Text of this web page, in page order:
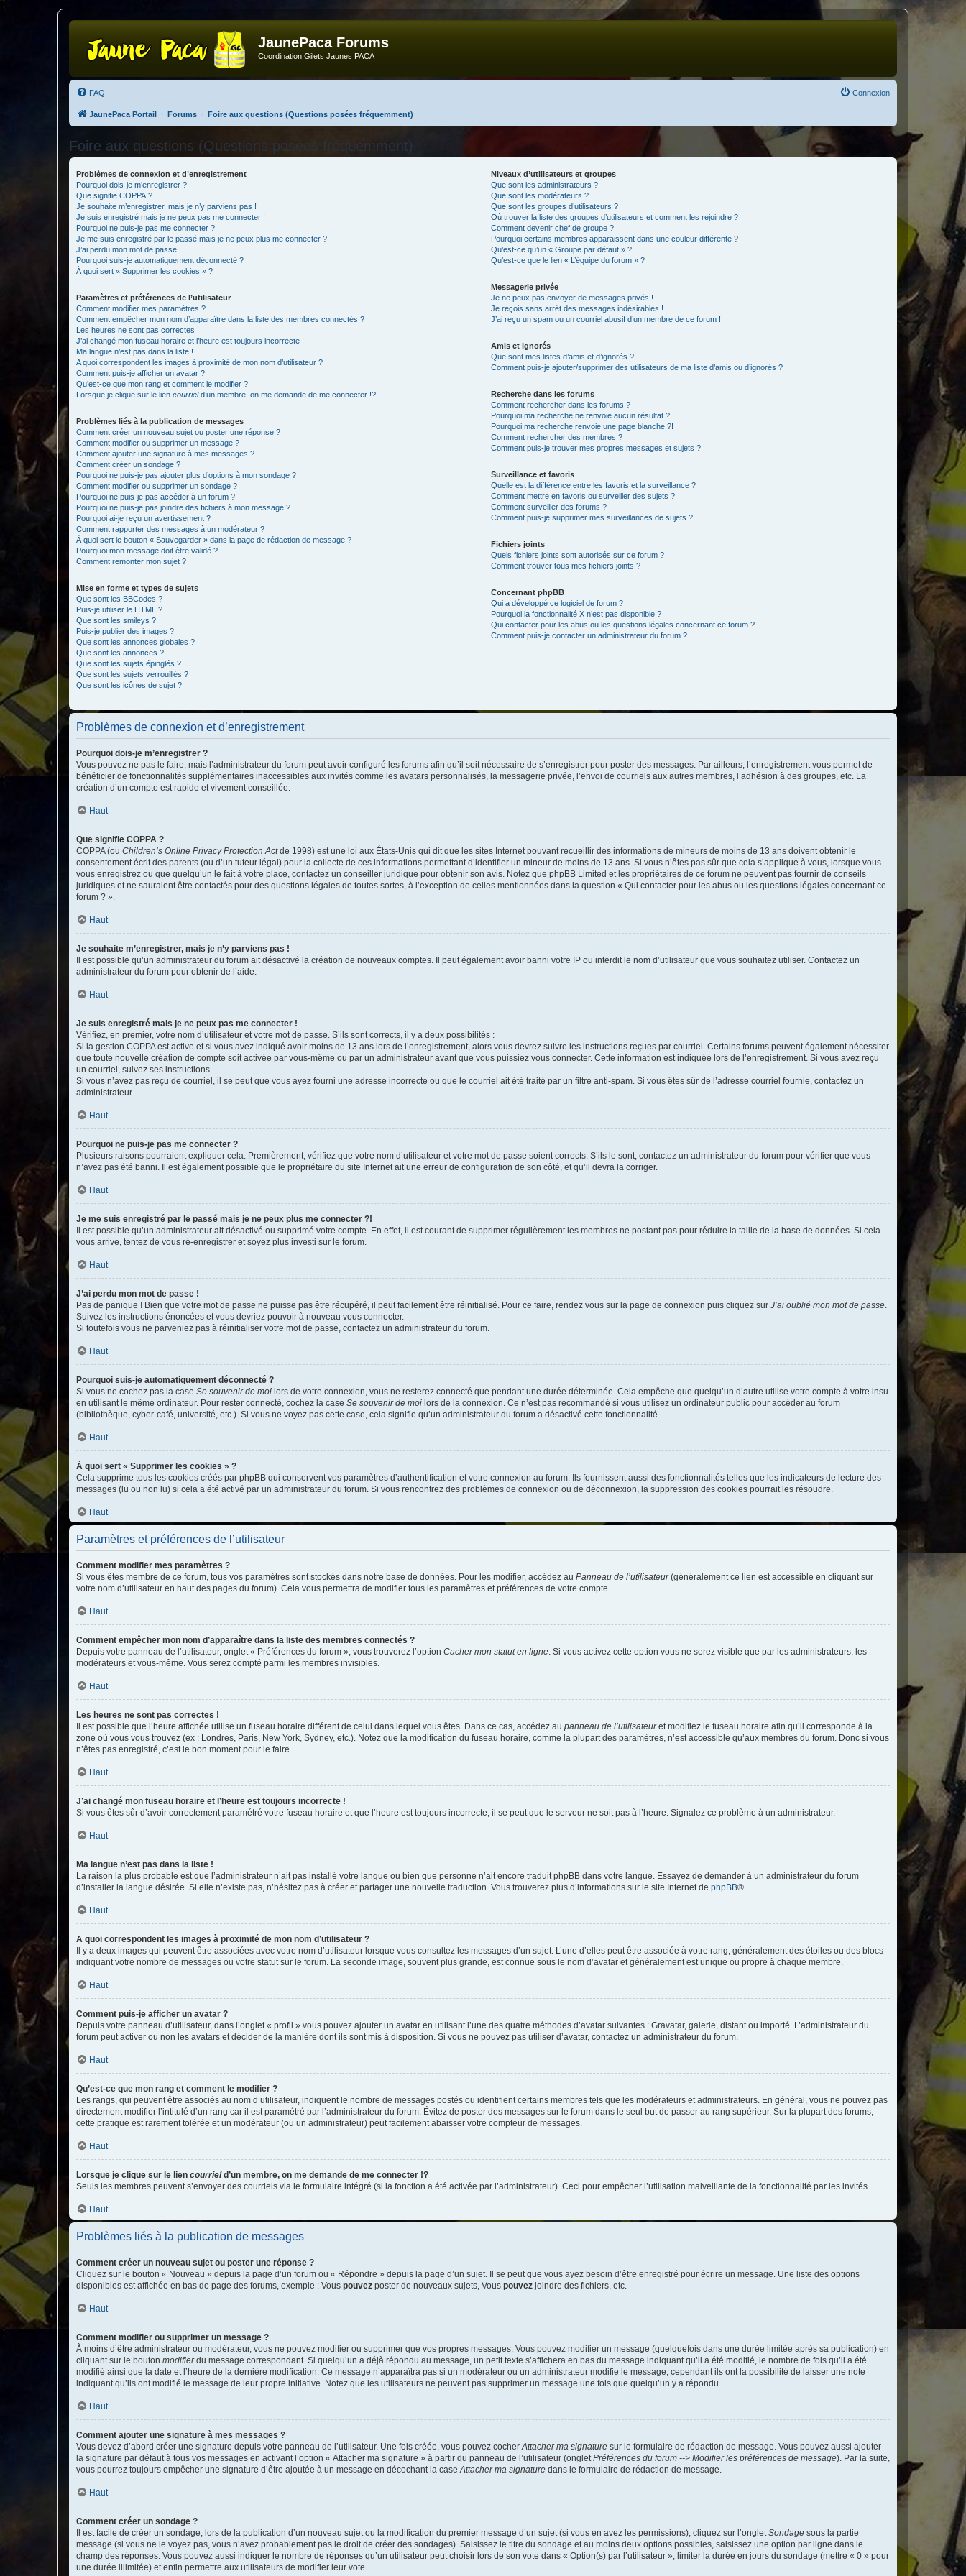
JaunePaca Forums
Coordination Gilets Jaunes PACA
FAQ Connexion
JaunePaca Portail Forums Foire aux questions (Questions posées fréquemment)
Foire aux questions (Questions posées fréquemment)
Problèmes de connexion et d’enregistrement
Pourquoi dois-je m’enregistrer ?
Que signifie COPPA ?
Je souhaite m’enregistrer, mais je n’y parviens pas !
Je suis enregistré mais je ne peux pas me connecter !
Pourquoi ne puis-je pas me connecter ?
Je me suis enregistré par le passé mais je ne peux plus me connecter ?!
J’ai perdu mon mot de passe !
Pourquoi suis-je automatiquement déconnecté ?
À quoi sert « Supprimer les cookies » ?
Paramètres et préférences de l’utilisateur
Comment modifier mes paramètres ?
Comment empêcher mon nom d’apparaître dans la liste des membres connectés ?
Les heures ne sont pas correctes !
J’ai changé mon fuseau horaire et l’heure est toujours incorrecte !
Ma langue n’est pas dans la liste !
A quoi correspondent les images à proximité de mon nom d’utilisateur ?
Comment puis-je afficher un avatar ?
Qu’est-ce que mon rang et comment le modifier ?
Lorsque je clique sur le lien courrield’un membre, on me demande de me connecter !?
Problèmes liés à la publication de messages
Comment créer un nouveau sujet ou poster une réponse ?
Comment modifier ou supprimer un message ?
Comment ajouter une signature à mes messages ?
Comment créer un sondage ?
Pourquoi ne puis-je pas ajouter plus d’options à mon sondage ?
Comment modifier ou supprimer un sondage ?
Pourquoi ne puis-je pas accéder à un forum ?
Pourquoi ne puis-je pas joindre des fichiers à mon message ?
Pourquoi ai-je reçu un avertissement ?
Comment rapporter des messages à un modérateur ?
À quoi sert le bouton « Sauvegarder » dans la page de rédaction de message ?
Pourquoi mon message doit être validé ?
Comment remonter mon sujet ?
Mise en forme et types de sujets
Que sont les BBCodes ?
Puis-je utiliser le HTML ?
Que sont les smileys ?
Puis-je publier des images ?
Que sont les annonces globales ?
Que sont les annonces ?
Que sont les sujets épinglés ?
Que sont les sujets verrouillés ?
Que sont les icônes de sujet ?
Niveaux d’utilisateurs et groupes
Que sont les administrateurs ?
Que sont les modérateurs ?
Que sont les groupes d’utilisateurs ?
Où trouver la liste des groupes d’utilisateurs et comment les rejoindre ?
Comment devenir chef de groupe ?
Pourquoi certains membres apparaissent dans une couleur différente ?
Qu’est-ce qu’un « Groupe par défaut » ?
Qu’est-ce que le lien « L’équipe du forum » ?
Messagerie privée
Je ne peux pas envoyer de messages privés !
Je reçois sans arrêt des messages indésirables !
J’ai reçu un spam ou un courriel abusif d’un membre de ce forum !
Amis et ignorés
Que sont mes listes d’amis et d’ignorés ?
Comment puis-je ajouter/supprimer des utilisateurs de ma liste d’amis ou d’ignorés ?
Recherche dans les forums
Comment rechercher dans les forums ?
Pourquoi ma recherche ne renvoie aucun résultat ?
Pourquoi ma recherche renvoie une page blanche ?!
Comment rechercher des membres ?
Comment puis-je trouver mes propres messages et sujets ?
Surveillance et favoris
Quelle est la différence entre les favoris et la surveillance ?
Comment mettre en favoris ou surveiller des sujets ?
Comment surveiller des forums ?
Comment puis-je supprimer mes surveillances de sujets ?
Fichiers joints
Quels fichiers joints sont autorisés sur ce forum ?
Comment trouver tous mes fichiers joints ?
Concernant phpBB
Qui a développé ce logiciel de forum ?
Pourquoi la fonctionnalité X n’est pas disponible ?
Qui contacter pour les abus ou les questions légales concernant ce forum ?
Comment puis-je contacter un administrateur du forum ?
Problèmes de connexion et d’enregistrement
Pourquoi dois-je m’enregistrer ?
Vous pouvez ne pas le faire, mais l’administrateur du forum peut avoir configuré les forums afin qu’il soit nécessaire de s’enregistrer pour poster des messages. Par ailleurs, l’enregistrement vous permet de
bénéficier de fonctionnalités supplémentaires inaccessibles aux invités comme les avatars personnalisés, la messagerie privée, l’envoi de courriels aux autres membres, l’adhésion à des groupes, etc. La
création d’un compte est rapide et vivement conseillée.
Haut
Que signifie COPPA ?
COPPA (ou Children’s Online Privacy Protection Actde 1998) est une loi aux États-Unis qui dit que les sites Internet pouvant recueillir des informations de mineurs de moins de 13 ans doivent obtenir le
consentement écrit des parents (ou d’un tuteur légal) pour la collecte de ces informations permettant d’identifier un mineur de moins de 13 ans. Si vous n’êtes pas sûr que cela s’applique à vous, lorsque vous
vous enregistrez ou que quelqu’un le fait à votre place, contactez un conseiller juridique pour obtenir son avis. Notez que phpBB Limited et les propriétaires de ce forum ne peuvent pas fournir de conseils
juridiques et ne sauraient être contactés pour des questions légales de toutes sortes, à l’exception de celles mentionnées dans la question « Qui contacter pour les abus ou les questions légales concernant ce
forum ? ».
Haut
Je souhaite m’enregistrer, mais je n’y parviens pas !
Il est possible qu’un administrateur du forum ait désactivé la création de nouveaux comptes. Il peut également avoir banni votre IP ou interdit le nom d’utilisateur que vous souhaitez utiliser. Contactez un
administrateur du forum pour obtenir de l’aide.
Haut
Je suis enregistré mais je ne peux pas me connecter !
Vérifiez, en premier, votre nom d’utilisateur et votre mot de passe. S’ils sont corrects, il y a deux possibilités :
Si la gestion COPPA est active et si vous avez indiqué avoir moins de 13 ans lors de l’enregistrement, alors vous devrez suivre les instructions reçues par courriel. Certains forums peuvent également nécessiter
que toute nouvelle création de compte soit activée par vous-même ou par un administrateur avant que vous puissiez vous connecter. Cette information est indiquée lors de l’enregistrement. Si vous avez reçu
un courriel, suivez ses instructions.
Si vous n’avez pas reçu de courriel, il se peut que vous ayez fourni une adresse incorrecte ou que le courriel ait été traité par un filtre anti-spam. Si vous êtes sûr de l’adresse courriel fournie, contactez un
administrateur.
Haut
Pourquoi ne puis-je pas me connecter ?
Plusieurs raisons pourraient expliquer cela. Premièrement, vérifiez que votre nom d’utilisateur et votre mot de passe soient corrects. S’ils le sont, contactez un administrateur du forum pour vérifier que vous
n’avez pas été banni. Il est également possible que le propriétaire du site Internet ait une erreur de configuration de son côté, et qu’il devra la corriger.
Haut
Je me suis enregistré par le passé mais je ne peux plus me connecter ?!
Il est possible qu’un administrateur ait désactivé ou supprimé votre compte. En effet, il est courant de supprimer régulièrement les membres ne postant pas pour réduire la taille de la base de données. Si cela
vous arrive, tentez de vous ré-enregistrer et soyez plus investi sur le forum.
Haut
J’ai perdu mon mot de passe !
Pas de panique ! Bien que votre mot de passe ne puisse pas être récupéré, il peut facilement être réinitialisé. Pour ce faire, rendez vous sur la page de connexion puis cliquez sur J’ai oublié mon mot de passe
Suivez les instructions énoncées et vous devriez pouvoir à nouveau vous connecter.
Si toutefois vous ne parveniez pas à réinitialiser votre mot de passe, contactez un administrateur du forum.
Haut
Pourquoi suis-je automatiquement déconnecté ?
Si vous ne cochez pas la case Se souvenir de moi lors de votre connexion, vous ne resterez connecté que pendant une durée déterminée. Cela empêche que quelqu’un d’autre utilise votre compte à votre insu
en utilisant le même ordinateur. Pour rester connecté, cochez la case Se souvenir de moi lors de la connexion. Ce n’est pas recommandé si vous utilisez un ordinateur public pour accéder au forum
(bibliothèque, cyber-café, université, etc.). Si vous ne voyez pas cette case, cela signifie qu’un administrateur du forum a désactivé cette fonctionnalité.
Haut
À quoi sert « Supprimer les cookies » ?
Cela supprime tous les cookies créés par phpBB qui conservent vos paramètres d’authentification et votre connexion au forum. Ils fournissent aussi des fonctionnalités telles que les indicateurs de lecture des
messages (lu ou non lu) si cela a été activé par un administrateur du forum. Si vous rencontrez des problèmes de connexion ou de déconnexion, la suppression des cookies pourrait les résoudre.
Haut
Paramètres et préférences de l’utilisateur
Comment modifier mes paramètres ?
Si vous êtes membre de ce forum, tous vos paramètres sont stockés dans notre base de données. Pour les modifier, accédez au Panneau de l’utilisateur(généralement ce lien est accessible en cliquant sur
votre nom d’utilisateur en haut des pages du forum). Cela vous permettra de modifier tous les paramètres et préférences de votre compte.
Haut
Comment empêcher mon nom d’apparaître dans la liste des membres connectés ?
Depuis votre panneau de l’utilisateur, onglet « Préférences du forum », vous trouverez l’option Cacher mon statut en ligne . Si vous activez cette option vous ne serez visible que par les administrateurs, les
modérateurs et vous-même. Vous serez compté parmi les membres invisibles.
Haut
Les heures ne sont pas correctes !
Il est possible que l’heure affichée utilise un fuseau horaire différent de celui dans lequel vous êtes. Dans ce cas, accédez au panneau de l’utilisateuret modifiez le fuseau horaire afin qu’il corresponde à la
zone où vous vous trouvez (ex : Londres, Paris, New York, Sydney, etc.). Notez que la modification du fuseau horaire, comme la plupart des paramètres, n’est accessible qu’aux membres du forum. Donc si vous
n’êtes pas enregistré, c’est le bon moment pour le faire.
Haut
J’ai changé mon fuseau horaire et l’heure est toujours incorrecte !
Si vous êtes sûr d’avoir correctement paramétré votre fuseau horaire et que l’heure est toujours incorrecte, il se peut que le serveur ne soit pas à l’heure. Signalez ce problème à un administrateur.
Haut
Ma langue n’est pas dans la liste !
La raison la plus probable est que l’administrateur n’ait pas installé votre langue ou bien que personne n’ait encore traduit phpBB dans votre langue. Essayez de demander à un administrateur du forum
d’installer la langue désirée. Si elle n’existe pas, n’hésitez pas à créer et partager une nouvelle traduction. Vous trouverez plus d’informations sur le site Internet de phpBB®.
Haut
A quoi correspondent les images à proximité de mon nom d’utilisateur ?
Il y a deux images qui peuvent être associées avec votre nom d’utilisateur lorsque vous consultez les messages d’un sujet. L’une d’elles peut être associée à votre rang, généralement des étoiles ou des blocs
indiquant votre nombre de messages ou votre statut sur le forum. La seconde image, souvent plus grande, est connue sous le nom d’avatar et généralement est unique ou propre à chaque membre.
Haut
Comment puis-je afficher un avatar ?
Depuis votre panneau d’utilisateur, dans l’onglet « profil » vous pouvez ajouter un avatar en utilisant l’une des quatre méthodes d’avatar suivantes : Gravatar, galerie, distant ou importé. L’administrateur du
forum peut activer ou non les avatars et décider de la manière dont ils sont mis à disposition. Si vous ne pouvez pas utiliser d’avatar, contactez un administrateur du forum.
Haut
Qu’est-ce que mon rang et comment le modifier ?
Les rangs, qui peuvent être associés au nom d’utilisateur, indiquent le nombre de messages postés ou identifient certains membres tels que les modérateurs et administrateurs. En général, vous ne pouvez pas
directement modifier l’intitulé d’un rang car il est paramétré par l’administrateur du forum. Évitez de poster des messages sur le forum dans le seul but de passer au rang supérieur. Sur la plupart des forums,
cette pratique est rarement tolérée et un modérateur (ou un administrateur) peut facilement abaisser votre compteur de messages.
Haut
Lorsque je clique sur le lien courrield’un membre, on me demande de me connecter !?
Seuls les membres peuvent s’envoyer des courriels via le formulaire intégré (si la fonction a été activée par l’administrateur). Ceci pour empêcher l’utilisation malveillante de la fonctionnalité par les invités.
Haut
Problèmes liés à la publication de messages
Comment créer un nouveau sujet ou poster une réponse ?
Cliquez sur le bouton « Nouveau » depuis la page d’un forum ou « Répondre » depuis la page d’un sujet. Il se peut que vous ayez besoin d’être enregistré pour écrire un message. Une liste des options
disponibles est affichée en bas de page des forums, exemple : Vous pouvez poster de nouveaux sujets, Vous pouvez joindre des fichiers, etc.
Haut
Comment modifier ou supprimer un message ?
À moins d’être administrateur ou modérateur, vous ne pouvez modifier ou supprimer que vos propres messages. Vous pouvez modifier un message (quelquefois dans une durée limitée après sa publication) en
cliquant sur le bouton modifierdu message correspondant. Si quelqu’un a déjà répondu au message, un petit texte s’affichera en bas du message indiquant qu’il a été modifié, le nombre de fois qu’il a été
modifié ainsi que la date et l’heure de la dernière modification. Ce message n’apparaîtra pas si un modérateur ou un administrateur modifie le message, cependant ils ont la possibilité de laisser une note
indiquant qu’ils ont modifié le message de leur propre initiative. Notez que les utilisateurs ne peuvent pas supprimer un message une fois que quelqu’un y a répondu.
Haut
Comment ajouter une signature à mes messages ?
Vous devez d’abord créer une signature depuis votre panneau de l’utilisateur. Une fois créée, vous pouvez cocher Attacher ma signature sur le formulaire de rédaction de message. Vous pouvez aussi ajouter
la signature par défaut à tous vos messages en activant l’option « Attacher ma signature » à partir du panneau de l’utilisateur (onglet Préférences du forum --> Modifier les préférences de message). Par la suite,
vous pourrez toujours empêcher une signature d’être ajoutée à un message en décochant la case Attacher ma signature dans le formulaire de rédaction de message.
Haut
Comment créer un sondage ?
Il est facile de créer un sondage, lors de la publication d’un nouveau sujet ou la modification du premier message d’un sujet (si vous en avez les permissions), cliquez sur l’onglet Sondage sous la partie
message (si vous ne le voyez pas, vous n’avez probablement pas le droit de créer des sondages). Saisissez le titre du sondage et au moins deux options possibles, saisissez une option par ligne dans le
champ des réponses. Vous pouvez aussi indiquer le nombre de réponses qu’un utilisateur peut choisir lors de son vote dans « Option(s) par l’utilisateur », limiter la durée en jours du sondage (mettre « 0 » pour
une durée illimitée) et enfin permettre aux utilisateurs de modifier leur vote.